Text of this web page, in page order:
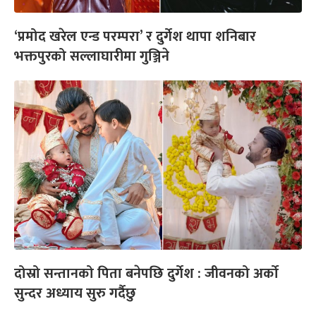
‘प्रमोद खरेल एन्ड परम्परा’ र दुर्गेश थापा शनिबार
भक्तपुरको सल्लाघारीमा गुञ्जिने
दोस्रो सन्तानको पिता बनेपछि दुर्गेश : जीवनको अर्को
सुन्दर अध्याय सुरु गर्दैछु